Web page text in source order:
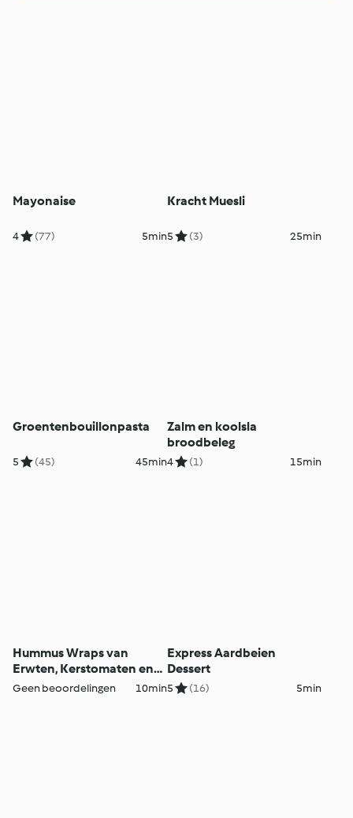
Mayonaise
4 (77) 5min
Kracht Muesli
5 (3) 25min
Groentenbouillonpasta
5 (45) 45min
Zalm en koolsla
broodbeleg
4 (1) 15min
Hummus Wraps van
Erwten, Kerstomaten en
Feta
Geen beoordelingen 10min
Express Aardbeien
Dessert
5 (16) 5min